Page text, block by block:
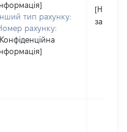
Інший тип рахунку:
рахунку:
[Не